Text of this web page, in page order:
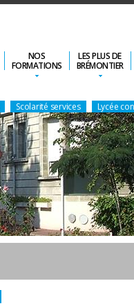
NOS
FORMATIONS
LES PLUS DE
BRÉMONTIER
Scolarité services Lycée